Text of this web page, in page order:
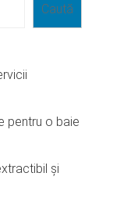
Caută
pentru o baie
și